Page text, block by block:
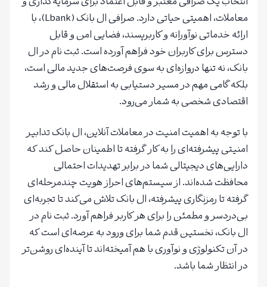
معاملات، اهمیتی حیاتی دارد. صرافی ال بانک (Lbank)، با
ارائه خدماتی نوآورانه و کاربرپسند، فضایی امن و قابل
دسترس برای کاربران خود فراهم آورده است. ثبت نام در ال
بانک، نه تنها دروازه‌ای به سوی فرصت‌های جدید مالی است،
بلکه گامی مهم در مسیر دستیابی به استقلال مالی و رشد
اقتصادی شخصی به شمار می‌رود.
با توجه به اهمیت امنیت در معاملات آنلاین، ال بانک تدابیر
امنیتی پیشرفته‌ای را به کار گرفته تا اطمینان حاصل کند که
دارایی‌های دیجیتالی شما در برابر تهدیدات احتمالی
محافظت شده‌اند. از سیستم‌های احراز هویت چندمرحله‌ای
گرفته تا رمزنگاری پیشرفته، ال بانک تلاش می‌کند تا تجربه‌ای
بی‌دردسر و مطمئن را برای هر کاربر فراهم آورد. ثبت نام در
ال بانک، نخستین قدم شما برای ورود به عرصه‌ای است که
در آن تکنولوژی و نوآوری با هم آمیخته‌اند تا آینده‌ای روشن‌تر
در انتظار شما باشد.